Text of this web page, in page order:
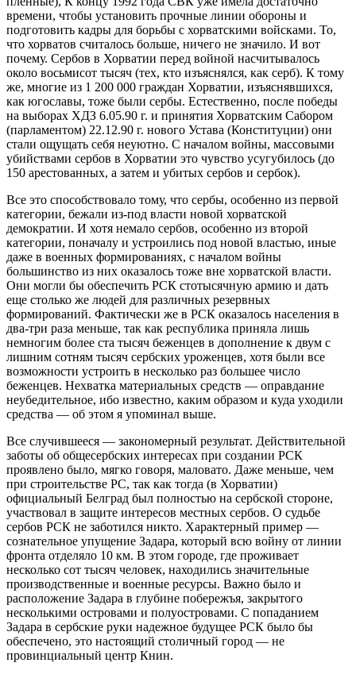
времени, чтобы установить прочные линии обороны и
подготовить кадры для борьбы с хорватскими войсками. То,
что хорватов считалось больше, ничего не значило. И вот
почему. Сербов в Хорватии перед войной насчитывалось
около восьмисот тысяч (тех, кто изъяснялся, как серб). К тому
же, многие из 1 200 000 граждан Хорватии, изъяснявшихся,
как югославы, тоже были сербы. Естественно, после победы
на выборах ХДЗ 6.05.90 г. и принятия Хорватским Сабором
(парламентом) 22.12.90 г. нового Устава (Конституции) они
стали ощущать себя неуютно. С началом войны, массовыми
убийствами сербов в Хорватии это чувство усугубилось (до
150 арестованных, а затем и убитых сербов и сербок).
Все это способствовало тому, что сербы, особенно из первой
категории, бежали из-под власти новой хорватской
демократии. И хотя немало сербов, особенно из второй
категории, поначалу и устроились под новой властью, иные
даже в военных формированиях, с началом войны
большинство из них оказалось тоже вне хорватской власти.
Они могли бы обеспечить РСК стотысячную армию и дать
еще столько же людей для различных резервных
формирований. Фактически же в РСК оказалось населения в
два-три раза меньше, так как республика приняла лишь
немногим более ста тысяч беженцев в дополнение к двум с
лишним сотням тысяч сербских уроженцев, хотя были все
возможности устроить в несколько раз большее число
беженцев. Нехватка материальных средств — оправдание
неубедительное, ибо известно, каким образом и куда уходили
средства — об этом я упоминал выше.
Все случившееся — закономерный результат. Действительной
заботы об общесербских интересах при создании РСК
проявлено было, мягко говоря, маловато. Даже меньше, чем
при строительстве РС, так как тогда (в Хорватии)
официальный Белград был полностью на сербской стороне,
участвовал в защите интересов местных сербов. О судьбе
сербов РСК не заботился никто. Характерный пример —
сознательное упущение Задара, который всю войну от линии
фронта отделяло 10 км. В этом городе, где проживает
несколько сот тысяч человек, находились значительные
производственные и военные ресурсы. Важно было и
расположение Задара в глубине побережъя, закрытого
несколькими островами и полуостровами. С попаданием
Задара в сербские руки надежное будущее РСК было бы
обеспечено, это настоящий столичный город — не
провинциальный центр Книн.